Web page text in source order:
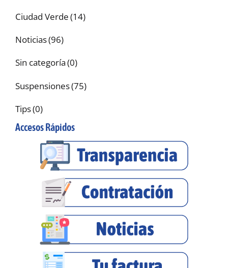
Ciudad Verde(14)
Noticias(96)
Sin categoría(0)
Suspensiones(75)
Tips(0)
Accesos Rápidos